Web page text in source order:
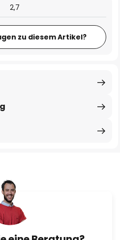
2,7
zu diesem Artikel?